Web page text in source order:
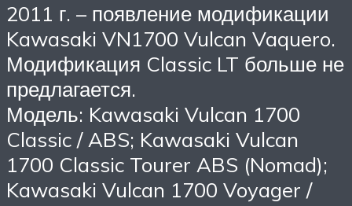
2011 г. – появление модификации
Kawasaki VN1700 Vulcan Vaquero.
Модификация Classic LT больше не
предлагается.
Модель: Kawasaki Vulcan 1700
Classic / ABS; Kawasaki Vulcan
1700 Classic Tourer ABS (Nomad);
Kawasaki Vulcan 1700 Voyager /